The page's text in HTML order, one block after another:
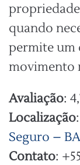
quando
permite um
movimento
Avaliação:
Localização:
Seguro – BA
Contato: